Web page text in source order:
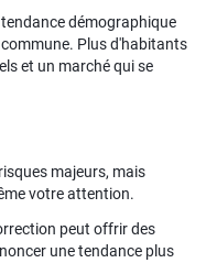
démographique
Plus d'habitants
et un marché qui se
majeurs, mais
votre attention.
peut offrir des
une tendance plus